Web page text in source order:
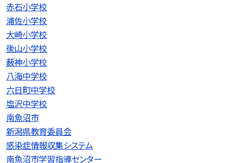
赤石小学校
浦佐小学校
大崎小学校
後山小学校
薮神小学校
八海中学校
六日町中学校
塩沢中学校
南魚沼市
新潟県教育委員会
感染症情報収集システム
南魚沼市学習指導センター